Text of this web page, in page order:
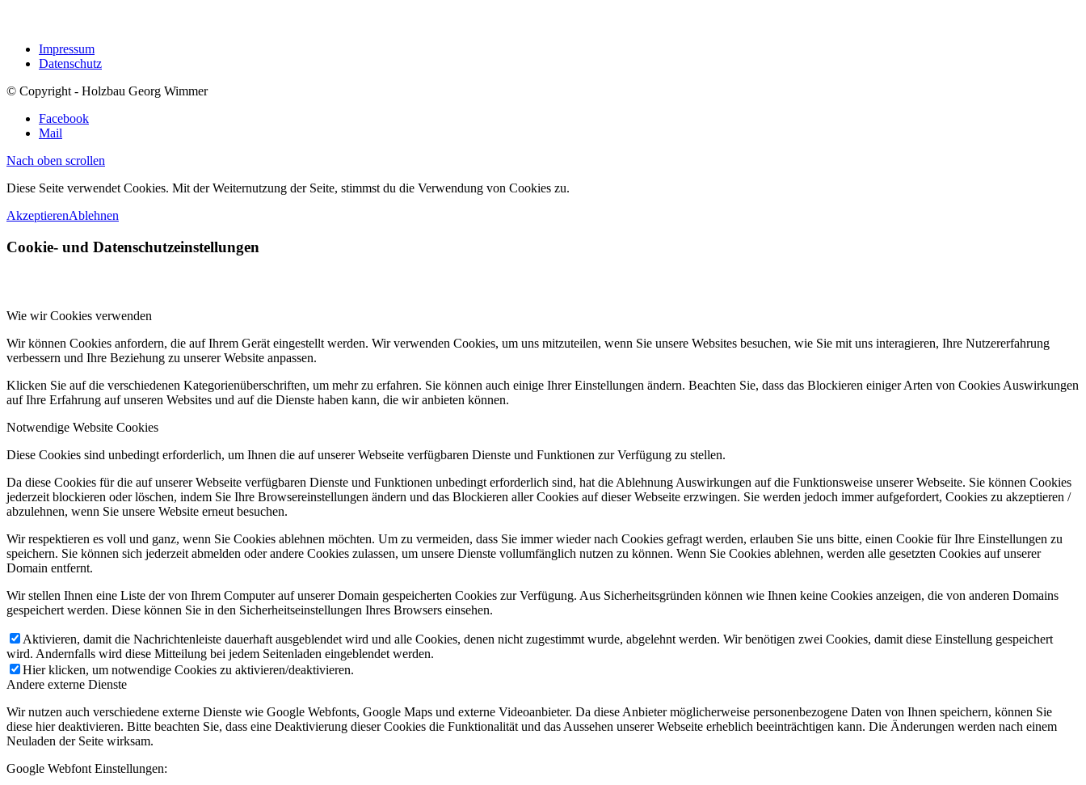
Impressum
Datenschutz
© Copyright - Holzbau Georg Wimmer
Facebook
Mail
Nach oben scrollen
Diese Seite verwendet Cookies. Mit der Weiternutzung der Seite, stimmst du die Verwendung von Cookies zu.
AkzeptierenAblehnen
Cookie- und Datenschutzeinstellungen
Wie wir Cookies verwenden
Wir können Cookies anfordern, die auf Ihrem Gerät eingestellt werden. Wir verwenden Cookies, um uns mitzuteilen, wenn Sie unsere Websites besuchen, wie Sie mit uns interagieren, Ihre Nutzererfahrung
verbessern und Ihre Beziehung zu unserer Website anpassen.
Klicken Sie auf die verschiedenen Kategorienüberschriften, um mehr zu erfahren. Sie können auch einige Ihrer Einstellungen ändern. Beachten Sie, dass das Blockieren einiger Arten von Cookies Auswirkungen
auf Ihre Erfahrung auf unseren Websites und auf die Dienste haben kann, die wir anbieten können.
Notwendige Website Cookies
Diese Cookies sind unbedingt erforderlich, um Ihnen die auf unserer Webseite verfügbaren Dienste und Funktionen zur Verfügung zu stellen.
Da diese Cookies für die auf unserer Webseite verfügbaren Dienste und Funktionen unbedingt erforderlich sind, hat die Ablehnung Auswirkungen auf die Funktionsweise unserer Webseite. Sie können Cookies
jederzeit blockieren oder löschen, indem Sie Ihre Browsereinstellungen ändern und das Blockieren aller Cookies auf dieser Webseite erzwingen. Sie werden jedoch immer aufgefordert, Cookies zu akzeptieren /
abzulehnen, wenn Sie unsere Website erneut besuchen.
Wir respektieren es voll und ganz, wenn Sie Cookies ablehnen möchten. Um zu vermeiden, dass Sie immer wieder nach Cookies gefragt werden, erlauben Sie uns bitte, einen Cookie für Ihre Einstellungen zu
speichern. Sie können sich jederzeit abmelden oder andere Cookies zulassen, um unsere Dienste vollumfänglich nutzen zu können. Wenn Sie Cookies ablehnen, werden alle gesetzten Cookies auf unserer
Domain entfernt.
Wir stellen Ihnen eine Liste der von Ihrem Computer auf unserer Domain gespeicherten Cookies zur Verfügung. Aus Sicherheitsgründen können wie Ihnen keine Cookies anzeigen, die von anderen Domains
gespeichert werden. Diese können Sie in den Sicherheitseinstellungen Ihres Browsers einsehen.
Aktivieren, damit die Nachrichtenleiste dauerhaft ausgeblendet wird und alle Cookies, denen nicht zugestimmt wurde, abgelehnt werden. Wir benötigen zwei Cookies, damit diese Einstellung gespeichert
wird. Andernfalls wird diese Mitteilung bei jedem Seitenladen eingeblendet werden.
Hier klicken, um notwendige Cookies zu aktivieren/deaktivieren.
Andere externe Dienste
Wir nutzen auch verschiedene externe Dienste wie Google Webfonts, Google Maps und externe Videoanbieter. Da diese Anbieter möglicherweise personenbezogene Daten von Ihnen speichern, können Sie
diese hier deaktivieren. Bitte beachten Sie, dass eine Deaktivierung dieser Cookies die Funktionalität und das Aussehen unserer Webseite erheblich beeinträchtigen kann. Die Änderungen werden nach einem
Neuladen der Seite wirksam.
Google Webfont Einstellungen: